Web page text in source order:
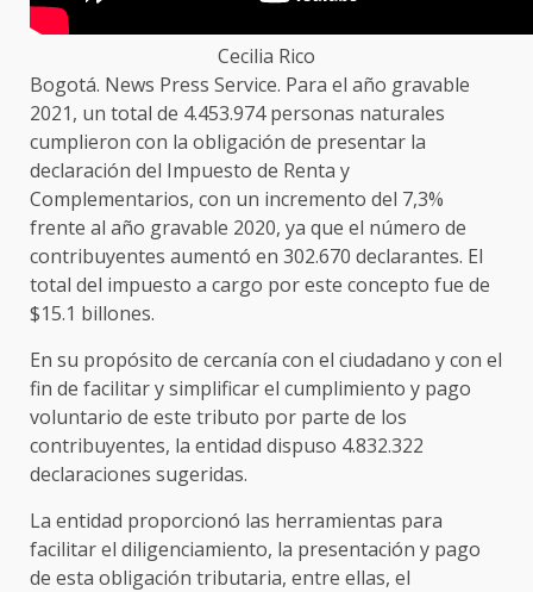
Cecilia Rico
Bogotá. News Press Service. Para el año gravable
2021, un total de 4.453.974 personas naturales
cumplieron con la obligación de presentar la
declaración del Impuesto de Renta y
Complementarios, con un incremento del 7,3%
frente al año gravable 2020, ya que el número de
contribuyentes aumentó en 302.670 declarantes. El
total del impuesto a cargo por este concepto fue de
$15.1 billones.
En su propósito de cercanía con el ciudadano y con el
fin de facilitar y simplificar el cumplimiento y pago
voluntario de este tributo por parte de los
contribuyentes, la entidad dispuso 4.832.322
declaraciones sugeridas.
La entidad proporcionó las herramientas para
facilitar el diligenciamiento, la presentación y pago
de esta obligación tributaria, entre ellas, el